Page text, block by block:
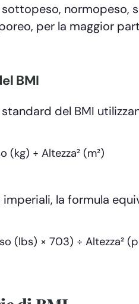
normopeso,
per la maggior
BMI
del BMI
(kg) ÷ Altezza² (m²)
imperiali, la formula
(lbs) × 703) ÷ Altezza²